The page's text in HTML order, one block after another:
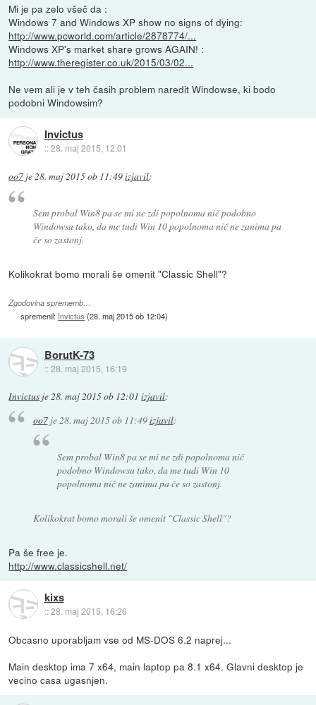
Mi je pa zelo všeč da :
Windows 7 and Windows XP show no signs of dying:
http://www.pcworld.com/article/2878774/...
Windows XP's market share grows AGAIN! :
http://www.theregister.co.uk/2015/03/02...
Ne vem ali je v teh časih problem naredit Windowse, ki bodo
podobni Windowsim?
Invictus
::28. maj 2015, 12:01
oo7 je28. maj 2015 ob 11:49izjavil:
Sem probal Win8 pa se mi ne zdi popolnoma nič podobno
Windowsu tako, da me tudi Win 10 popolnoma nič ne zanima pa
če so zastonj.
Kolikokrat bomo morali še omenit "Classic Shell"?
Zgodovina sprememb…
spremenil: Invictus (28. maj 2015 ob 12:04)
BorutK-73
::28. maj 2015, 16:19
Invictus je28. maj 2015 ob 12:01 izjavil:
oo7je28. maj 2015 ob 11:49izjavil:
Sem probal Win8 pa se mi ne zdi popolnoma nič
podobno Windowsu tako, da me tudi Win 10
popolnoma nič ne zanima pa če so zastonj.
Kolikokrat bomo morali še omenit "Classic Shell"?
Pa še free je.
http://www.classicshell.net/
kixs
::28. maj 2015, 16:26
Obcasno uporabljam vse od MS-DOS 6.2 naprej...
Main desktop ima 7 x64, main laptop pa 8.1 x64. Glavni desktop je
vecino casa ugasnjen.